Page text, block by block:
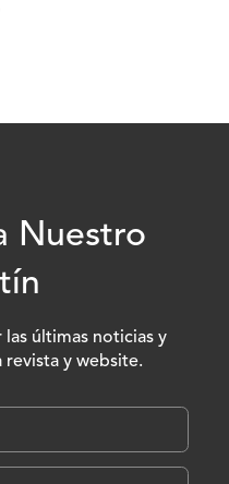
Nuestro
últimas noticias y
revista y website.